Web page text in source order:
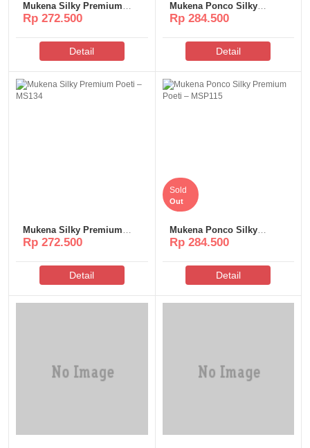
Mukena Silky Premium
Poeti – MS160
Rp 272.500
Detail
Mukena Ponco Silky
Premium Poeti – MSP120
Rp 284.500
Detail
Mukena Silky Premium
Poeti – MS134
Rp 272.500
Detail
Mukena Ponco Silky
Premium Poeti – MSP115
Sold
Out
Rp 284.500
Detail